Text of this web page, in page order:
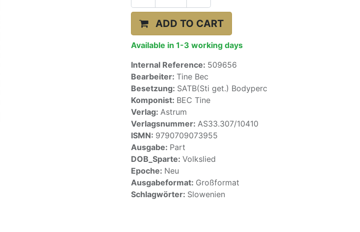
ADD TO CART
Available in 1-3 working days
Internal Reference: 509656
Bearbeiter: Tine Bec
Besetzung: SATB(Sti get.) Bodyperc
Komponist: BEC Tine
Verlag: Astrum
Verlagsnummer: AS33.307/10410
ISMN: 9790709073955
Ausgabe: Part
DOB_Sparte: Volkslied
Epoche: Neu
Ausgabeformat: Großformat
Schlagwörter: Slowenien